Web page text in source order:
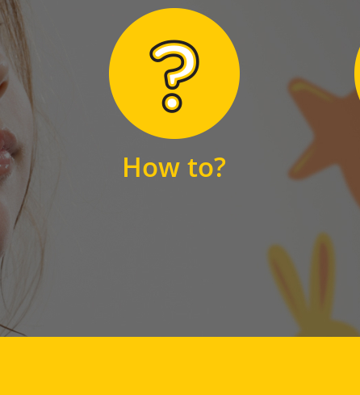
How to?
Hier finden Sie